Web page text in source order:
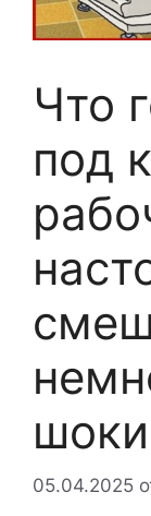
Что
под
05.04.2025